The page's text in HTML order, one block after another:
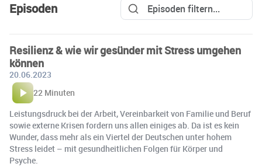
Episoden
Resilienz & wie wir gesünder mit Stress umgehen
können
20.06.2023
22 Minuten
Leistungsdruck bei der Arbeit, Vereinbarkeit von Familie und Beruf
sowie externe Krisen fordern uns allen einiges ab. Da ist es kein
Wunder, dass mehr als ein Viertel der Deutschen unter hohem
Stress leidet – mit gesundheitlichen Folgen für Körper und
Psyche.